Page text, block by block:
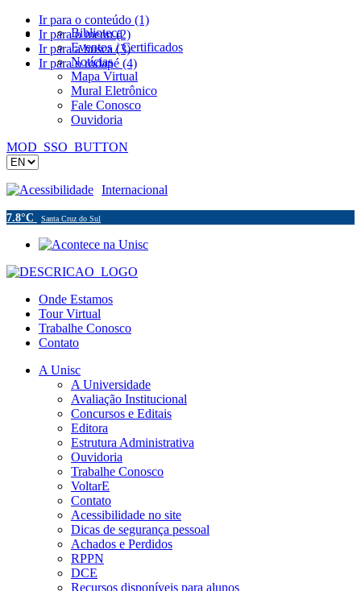
Ir para o conteúdo (1)
Ir para o menu (2)
Ir para a busca (3)
Ir para o rodapé (4)
Biblioteca
Eventos / Certificados
Notícias
Mapa Virtual
Mural Eletrônico
Fale Conosco
Ouvidoria
MOD_SSO_BUTTON
Acessibilidade Internacional
7.8°C Santa Cruz do Sul
Onde Estamos
Tour Virtual
Trabalhe Conosco
Contato
A Unisc
A Universidade
Avaliação Institucional
Concursos e Editais
Editora
Estrutura Administrativa
Ouvidoria
Trabalhe Conosco
VoltarE
Contato
Acessibilidade no site
Dicas de segurança pessoal
Achados e Perdidos
RPPN
DCE
Recursos disponíveis para alunos